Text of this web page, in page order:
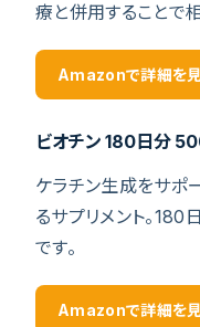
療と併用することで
Amazonで詳細を
ビオチン 180日分
ケラチン生成をサポ
るサプリメント。180
です。
Amazonで詳細を